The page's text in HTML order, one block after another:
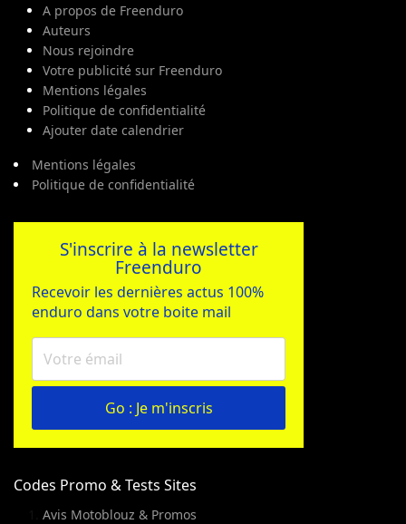
A propos de Freenduro
Auteurs
Nous rejoindre
Votre publicité sur Freenduro
Mentions légales
Politique de confidentialité
Ajouter date calendrier
Mentions légales
Politique de confidentialité
S'inscrire à la newsletter
Freenduro
Recevoir les dernières actus 100%
enduro dans votre boite mail
Go : Je m'inscris
Codes Promo & Tests Sites
Avis Motoblouz & Promos